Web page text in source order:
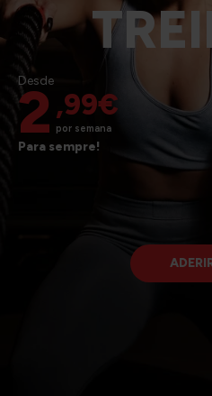
Desde
2 ,99€
por semana
Para sempre!